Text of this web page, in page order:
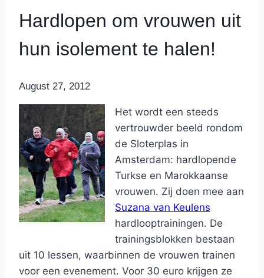
Hardlopen om vrouwen uit
hun isolement te halen!
ByNicole
August 27, 2012
Het wordt een steeds
vertrouwder beeld rondom
de Sloterplas in
Amsterdam: hardlopende
Turkse en Marokkaanse
vrouwen. Zij doen mee aan
Suzana van Keulens
hardlooptrainingen. De
trainingsblokken bestaan
uit 10 lessen, waarbinnen de vrouwen trainen
voor een evenement. Voor 30 euro krijgen ze